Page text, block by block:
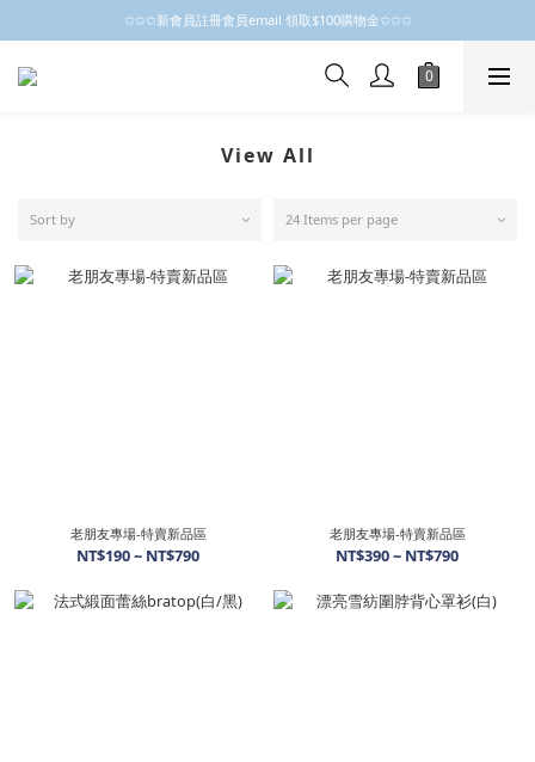
✩✩✩新會員註冊會員email 領取$100購物金✩✩✩
✩✩✩新會員註冊會員email 領取$100購物金✩✩✩
新會員制開跑摟，歡迎大家成為小粒子
View All
Sort by 24 Items per page
老朋友專場-特賣新品區
NT$190 ~ NT$790
老朋友專場-特賣新品區
NT$390 ~ NT$790